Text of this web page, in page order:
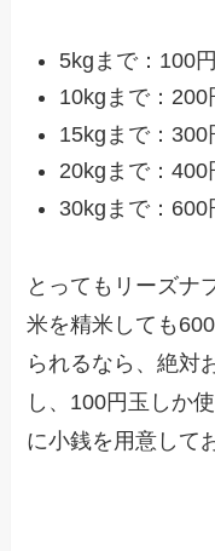
5kgまで：100円
10kgまで：200
15kgまで：300
20kgまで：400
30kgまで：600
とってもリーズナ
米を精米しても
られるなら、絶対
し、100円玉しか
に小銭を用意して